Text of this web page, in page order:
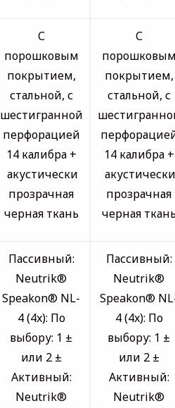
С
порошковым
покрытием,
стальной, с
шестигранной
перфорацией
14 калибра +
акустически
прозрачная
черная ткань
С
покрытием,
стальной, с
14 калибра +
прозрачная
черная
Пассивный:
Neutrik®
Speakon® NL-
4 (4x): По
выбору: 1 ±
или 2 ±
Активный:
Neutrik®
Пассивный:
Neutrik®
Speakon®
4 (4x): По
выбору: 1 ±
или 2 ±
Активный:
Neutrik®